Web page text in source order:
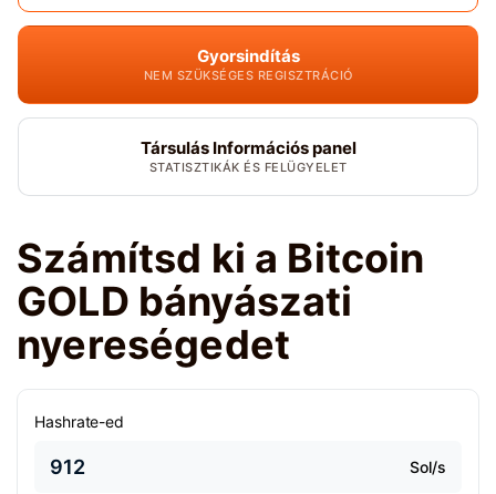
Gyorsindítás
NEM SZÜKSÉGES REGISZTRÁCIÓ
Társulás Információs panel
STATISZTIKÁK ÉS FELÜGYELET
Számítsd ki a Bitcoin
GOLD bányászati
nyereségedet
Hashrate-ed
Sol/s